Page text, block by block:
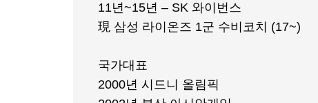
11년~15년 – SK 와이번스
現 삼성 라이온즈 1군 수비코치 (17~)
국가대표
2000년 시드니 올림픽